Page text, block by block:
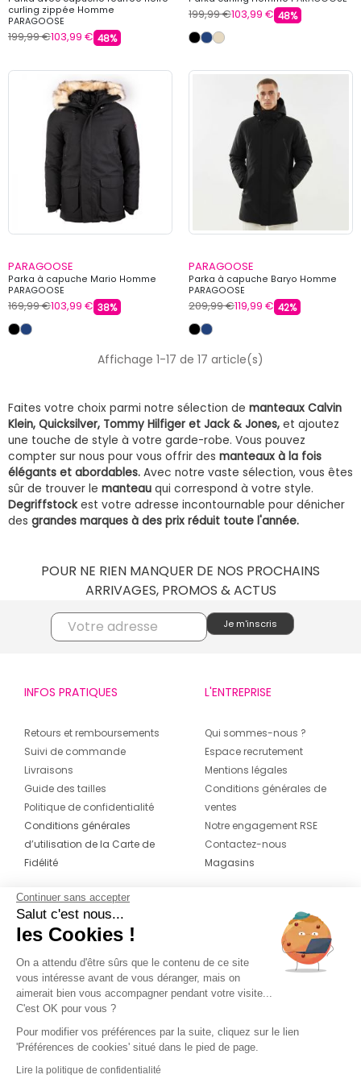
curling zippée Homme
PARAGOOSE
199,99 €103,99 € 48%
199,99 €103,99 € 48%
PARAGOOSE
Parka à capuche Mario Homme
PARAGOOSE
169,99 €103,99 € 38%
PARAGOOSE
Parka à capuche Baryo Homme
PARAGOOSE
209,99 €119,99 € 42%
Affichage 1-17 de 17 article(s)
Faites votre choix parmi notre sélection de manteaux Calvin
Klein, Quicksilver, Tommy Hilfiger et Jack & Jones, et ajoutez
une touche de style à votre garde-robe. Vous pouvez
compter sur nous pour vous offrir des manteaux à la fois
élégants et abordables. Avec notre vaste sélection, vous êtes
sûr de trouver le manteau qui correspond à votre style.
Degriffstockest votre adresse incontournable pour dénicher
des grandes marques à des prix réduit toute l'année.
POUR NE RIEN MANQUER DE NOS PROCHAINS
ARRIVAGES, PROMOS & ACTUS
INFOS PRATIQUES
Retours et remboursements
Suivi de commande
Livraisons
Guide des tailles
Politique de confidentialité
Conditions générales
d’utilisation de la Carte de
Fidélité
L'ENTREPRISE
Qui sommes-nous ?
Espace recrutement
Mentions légales
Conditions générales de
ventes
Notre engagement RSE
Contactez-nous
Magasins
CONTACT
04 42 20 78 42
Du lundi au jeudi de 8h30 à 16h30 & le
vendredi de 8h30 à 15h30
Continuer sans accepter
Salut c'est nous...
les Cookies !
On a attendu d'être sûrs que le contenu de ce site
vous intéresse avant de vous déranger, mais on
aimerait bien vous accompagner pendant votre visite...
C'est OK pour vous ?
Pour modifier vos préférences par la suite, cliquez sur le lien
'Préférences de cookies' situé dans le pied de page.
Lire la politique de confidentialité